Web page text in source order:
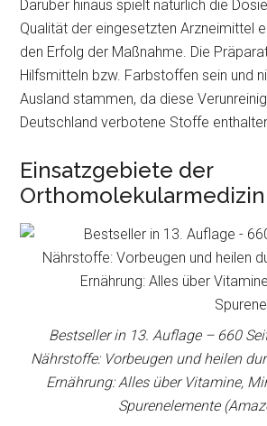
Darüber hinaus spielt natürlich die
Qualität der eingesetzten Arzneimittel
den Erfolg der Maßnahme. Die
Hilfsmitteln bzw. Farbstoffen sein und
Ausland stammen, da diese
Deutschland verbotene Stoffe
Einsatzgebiete der
Orthomolekularmedizin
Bestseller in 13. Auflage – 660
Nährstoffe: Vorbeugen und heilen
Ernährung: Alles über Vitamine,
Spurenelemente